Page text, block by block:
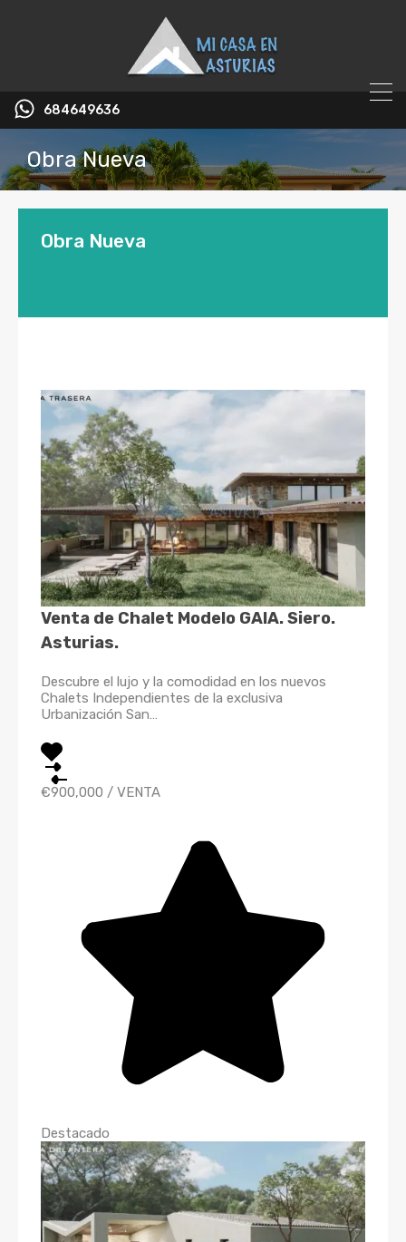
684649636
Obra Nueva
Obra Nueva
Venta de Chalet Modelo GAIA. Siero.
Asturias.
Descubre el lujo y la comodidad en los nuevos
Chalets Independientes de la exclusiva
Urbanización San…
€900,000 / VENTA
Destacado